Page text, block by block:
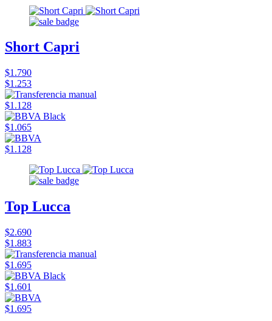
Short Capri
$1.790
$1.253
$1.128
$1.065
$1.128
Top Lucca
$2.690
$1.883
$1.695
$1.601
$1.695